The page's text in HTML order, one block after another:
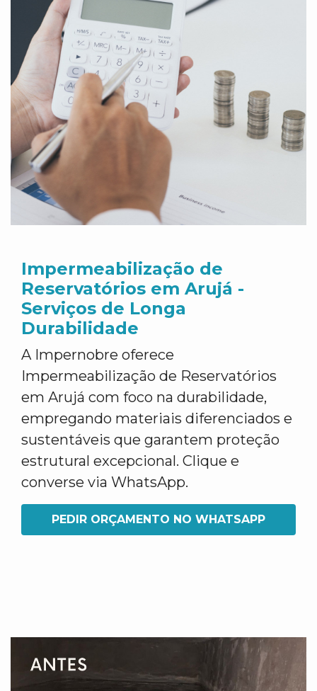
Impermeabilização de
Reservatórios em Arujá -
Serviços de Longa
Durabilidade
A Impernobre oferece
Impermeabilização de Reservatórios
em Arujá com foco na durabilidade,
empregando materiais diferenciados e
sustentáveis que garantem proteção
estrutural excepcional. Clique e
converse via WhatsApp.
PEDIR ORÇAMENTO NO WHATSAPP